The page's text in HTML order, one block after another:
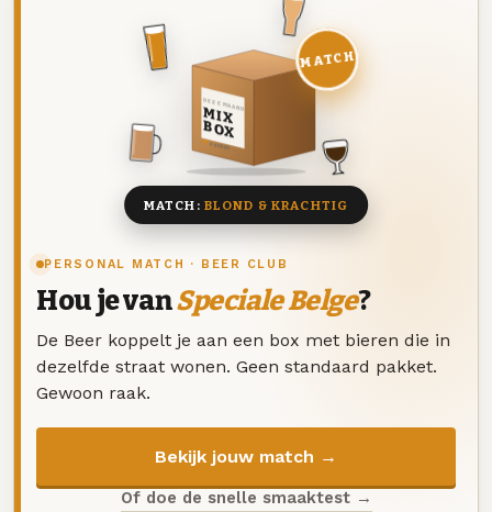
PERSONAL MATCH · BEER CLUB
Hou je vanSpeciale Belge?
De Beer koppelt je aan een box met bieren die in
dezelfde straat wonen. Geen standaard pakket.
Gewoon raak.
Bekijk jouw match →
Of doe de snelle smaaktest →
DEZE MAAND
MIX
BOX
8 BIEREN
MATCH
MATCH: BLOND & KRACHTIG